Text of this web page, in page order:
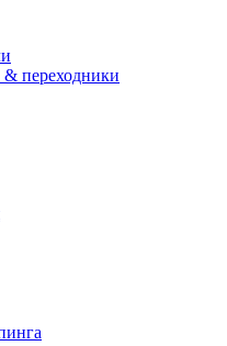
& переходники